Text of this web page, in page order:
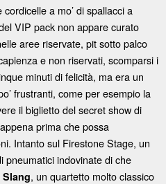
a mo’ di spallacci a
VIP pack non appare curato
aree riservate, pit sotto palco
e non riservati, scomparsi i
minuti di felicità, ma era un
frustranti, come per esempio la
il biglietto del secret show di
prima che possa
Intanto sul Firestone Stage, un
pneumatici indovinate di che
Slang, un quartetto molto classico